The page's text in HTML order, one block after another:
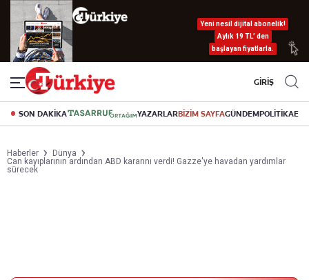
Yeni nesil dijital abonelik!
Aylık 19 TL’ den
başlayan fiyatlarla.
GİRİŞ
SON DAKİKA YAZARLARBİZİM SAYFAGÜNDEMPOLİTİKA
Haberler
Dünya
Can kayıplarının ardından ABD kararını verdi! Gazze'ye havadan yardımlar
sürecek